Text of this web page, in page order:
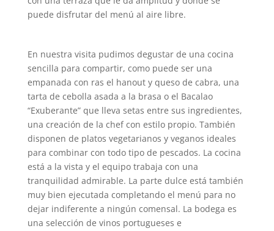
puede disfrutar del menú al aire libre.
En nuestra visita pudimos degustar de una cocina
sencilla para compartir, como puede ser una
empanada con ras el hanout y queso de cabra, una
tarta de cebolla asada a la brasa o el Bacalao
“Exuberante” que lleva setas entre sus ingredientes,
una creación de la chef con estilo propio. También
disponen de platos vegetarianos y veganos ideales
para combinar con todo tipo de pescados. La cocina
está a la vista y el equipo trabaja con una
tranquilidad admirable. La parte dulce está también
muy bien ejecutada completando el menú para no
dejar indiferente a ningún comensal. La bodega es
una selección de vinos portugueses e